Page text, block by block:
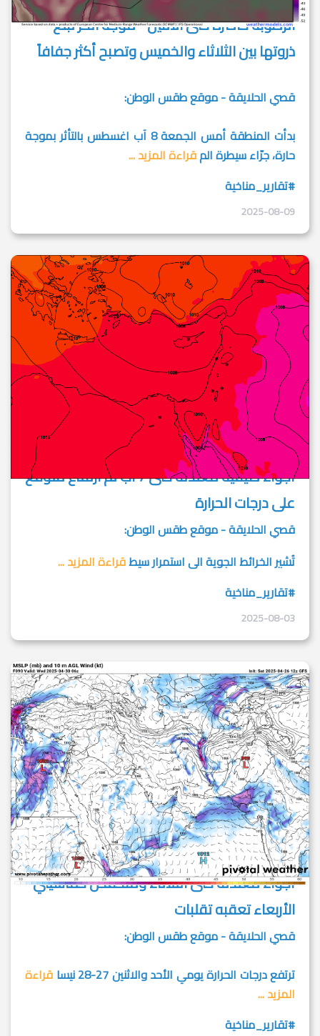
الرطوبة حاضرة حتى الاثنين - موجة الحر تبلغ
ذروتها بين الثلاثاء والخميس وتصبح أكثر جفافاً
قصي الحلايقة - موقع طقس الوطن:
بدأت المنطقة أمس الجمعة 8 آب اغسطس بالتأثر بموجة
حارة، جرّاء سيطرة المقراءة المزيد ...
#تقارير_مناخية
2025-08-09
أجواء صيفية معتدلة حتى 7 آب ثم ارتفاع متوقع
على درجات الحرارة
قصي الحلايقة - موقع طقس الوطن:
تُشير الخرائط الجوية الى استمرار سيطقراءة المزيد ...
#تقارير_مناخية
2025-08-03
أجواء معتدلة حتى الثلاثاء ومنخفض خماسيني
الأربعاء تعقبه تقلبات
قصي الحلايقة - موقع طقس الوطن:
ترتفع درجات الحرارة يومي الأحد والاثنين 27-28 نيسا
قراءة
المزيد ...
#تقارير_مناخية